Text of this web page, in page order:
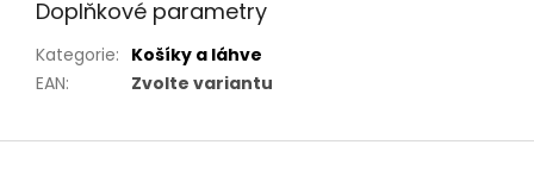
Doplňkové parametry
Kategorie: Košíky a láhve
EAN: Zvolte variantu
Z